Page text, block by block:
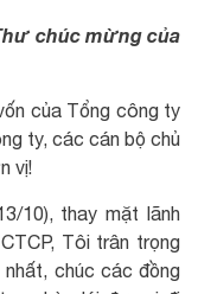
chúc mừng của
của Tổng công ty
ty, các cán bộ chủ
vị!
10), thay mặt lãnh
Tôi trân trọng
chúc các đồng